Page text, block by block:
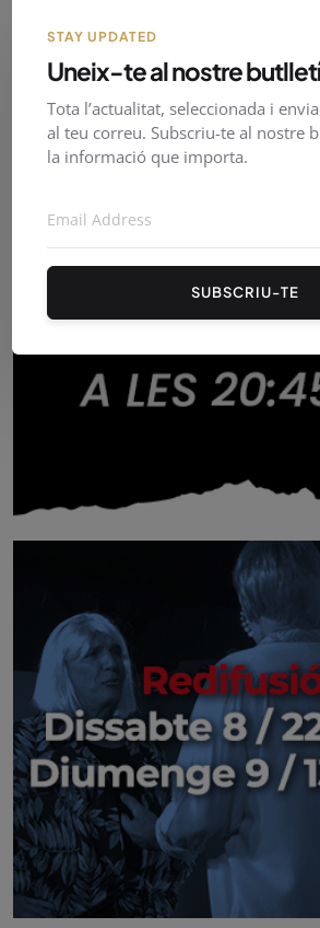
STAY UPDATED
Uneix-te al nostre
Tota l’actualitat, seleccionada i
al teu correu. Subscriu-te al nostre
la informació que importa.
SUBSCRIU-TE